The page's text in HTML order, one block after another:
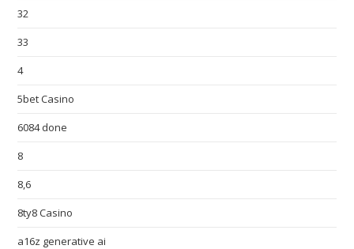
32
33
4
5bet Casino
6084 done
8
8,6
8ty8 Casino
a16z generative ai